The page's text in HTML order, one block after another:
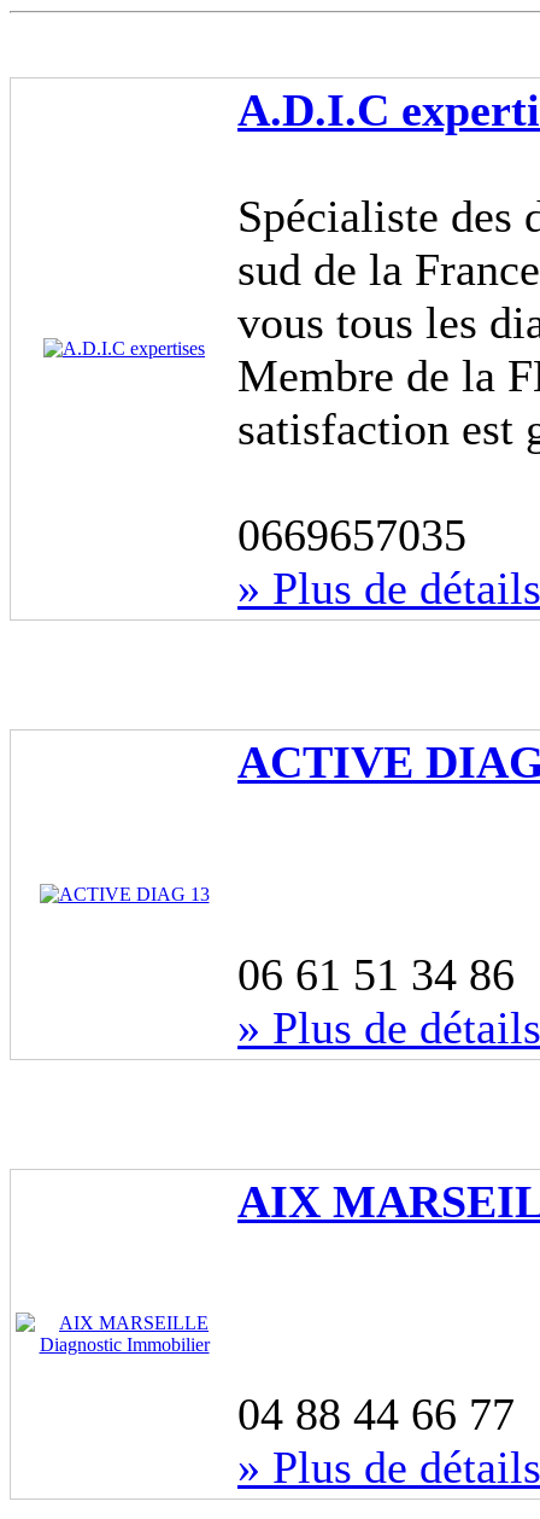
A.D.I.C
Spécialiste des
sud de la
vous tous les
Membre de la
satisfaction est
0669657035
» Plus de détails
ACTIVE
06 61 51 34 86
» Plus de détails
AIX
04 88 44 66 77
» Plus de détails